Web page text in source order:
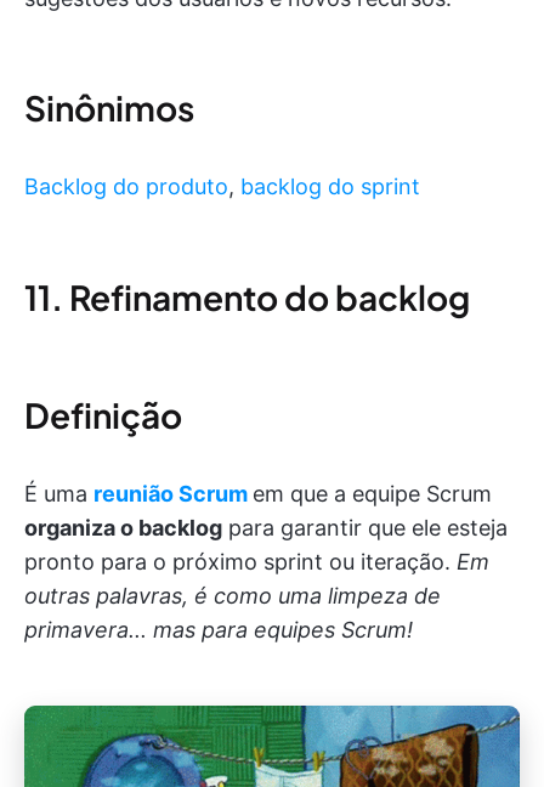
Sinônimos
Backlog do produto, backlog do sprint
11. Refinamento do backlog
Definição
É uma reunião Scrum em que a equipe Scrum
organiza o backlog para garantir que ele esteja
pronto para o próximo sprint ou iteração. Em
outras palavras, é como uma limpeza de
primavera... mas para equipes Scrum!